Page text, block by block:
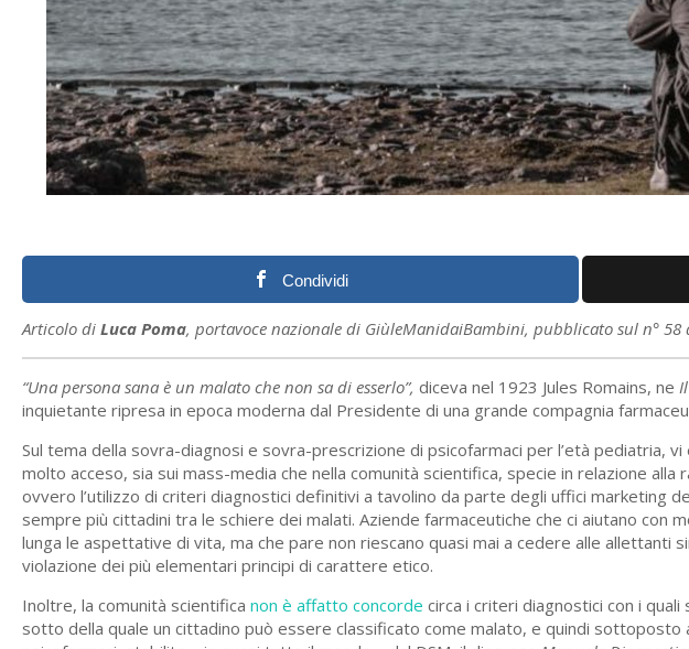
Condividi
Articolo diLuca Poma, portavoce nazionale di GiùleManidaiBambini, pubblicato sul n°
“Una persona sana è un malato che non sa di esserlo”,diceva nel 1923 Jules Romains, ne
inquietante ripresa in epoca moderna dal Presidente di una grande compagnia
Sul tema della sovra-diagnosi e sovra-prescrizione di psicofarmaci per l’età pediatria,
molto acceso, sia sui mass-media che nella comunità scientifica, specie in relazione
ovvero l’utilizzo di criteri diagnostici definitivi a tavolino da parte degli uffici marketing
sempre più cittadini tra le schiere dei malati. Aziende farmaceutiche che ci aiutano con
lunga le aspettative di vita, ma che pare non riescano quasi mai a cedere alle allettanti
violazione dei più elementari principi di carattere etico.
Inoltre, la comunità scientificanon è affatto concorde circa i criteri diagnostici con i quali
sotto della quale un cittadino può essere classificato come malato, e quindi